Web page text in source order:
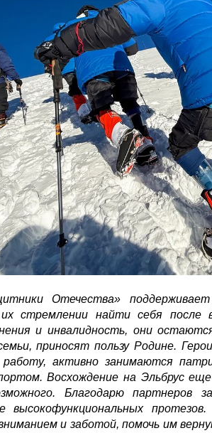
Отечества» поддерживает
стремлении найти себя после
и инвалидность, они
приносят пользу Родине.
активно занимаются
Восхождение на Эльбрус
Благодарю партнеров
высокофункциональных
и заботой, помочь им